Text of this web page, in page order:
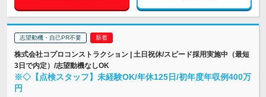
志望動機・自己PR不要
株式会社コプロコンストラクション | 土日祝休/スピード採用実施中（最短
3日で内定）/志望動機なしOK
※◇【点検スタッフ】未経験OK/年休125日/初年度年収例400万
円